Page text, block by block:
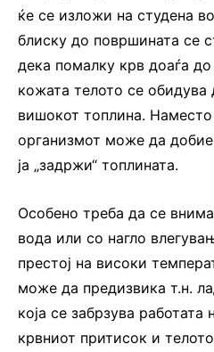
ќе се изложи на студена
блиску до површината се
дека помалку крв доаѓа
кожата телото се обидува
вишокот топлина.
организмот може да
ја „задржи“ топлината.
Особено треба да се
вода или со нагло
престој на високи
може да предизвика т.н.
која се забрзува
крвниот притисок и